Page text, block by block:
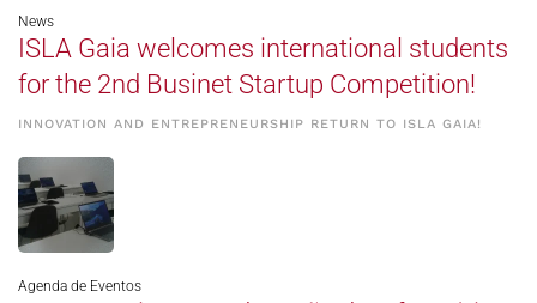
News
ISLA Gaia welcomes international students
for the 2nd Businet Startup Competition!
INNOVATION AND ENTREPRENEURSHIP RETURN TO ISLA GAIA!
Agenda de Eventos